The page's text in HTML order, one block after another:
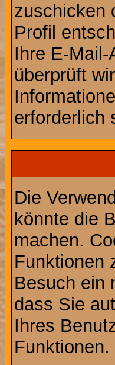
zuschicken
Profil
Ihre E-
überprüft
erforderlich
Die
könnte die
machen.
Funktionen
Besuch ein
dass Sie
Ihres
Funktionen.